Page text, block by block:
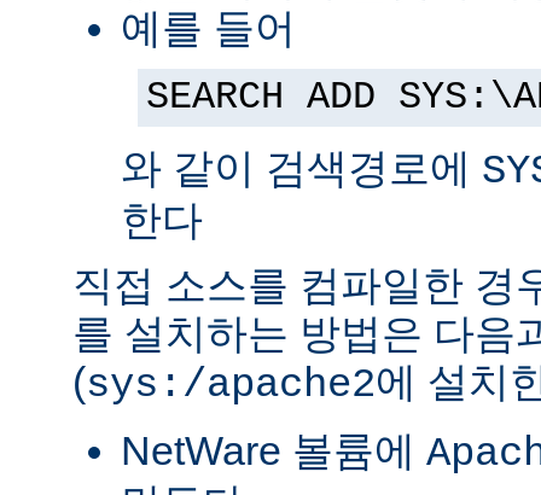
예를 들어
SEARCH ADD
와 같이 검색경로에
한다
직접 소스를 컴파일한 경
를 설치하는 방법은 다음
(sys:/apache2에 설치
NetWare 볼륨에